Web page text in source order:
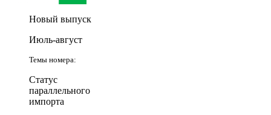
Новый выпуск
Июль-август
Темы номера:
Статус
параллельного
импорта